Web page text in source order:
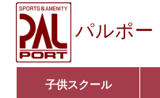
パルポー
子供スクール